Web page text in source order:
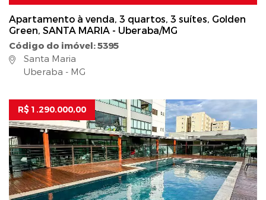
Apartamento à venda, 3 quartos, 3 suítes, Golden
Green, SANTA MARIA - Uberaba/MG
Código do imóvel: 5395
Santa Maria
Uberaba - MG
R$ 1.290.000,00